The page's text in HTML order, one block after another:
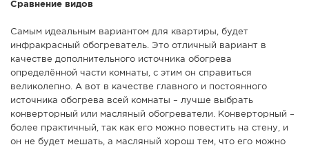
Сравнение видов
Самым идеальным вариантом для квартиры, будет
инфракрасный обогреватель. Это отличный вариант в
качестве дополнительного источника обогрева
определённой части комнаты, с этим он справиться
великолепно. А вот в качестве главного и постоянного
источника обогрева всей комнаты – лучше выбрать
конверторный или масляный обогреватели. Конверторный –
более практичный, так как его можно повестить на стену, и
он не будет мешать, а масляный хорош тем, что его можно